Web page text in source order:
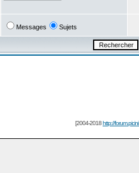
Messages Sujets
[2004-2018http://